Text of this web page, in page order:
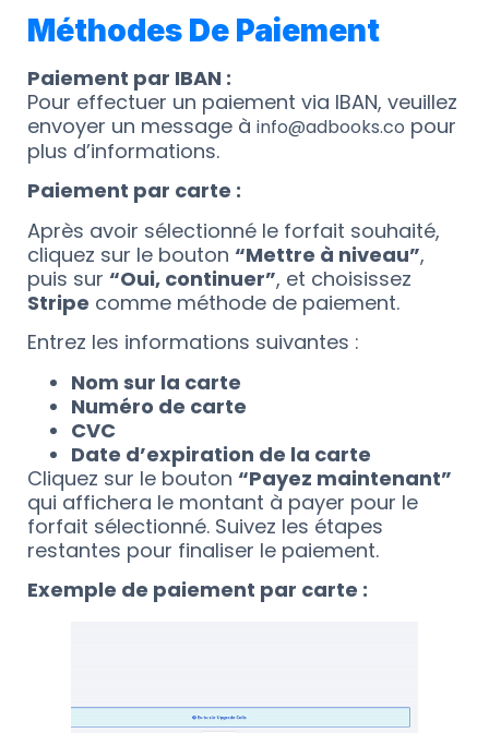
Méthodes De Paiement
Paiement par IBAN :
Pour effectuer un paiement via IBAN, veuillez
envoyer un message à info@adbooks.co pour
plus d’informations.
Paiement par carte :
Après avoir sélectionné le forfait souhaité,
cliquez sur le bouton “Mettre à niveau”,
puis sur “Oui, continuer”, et choisissez
Stripe comme méthode de paiement.
Entrez les informations suivantes :
Nom sur la carte
Numéro de carte
CVC
Date d’expiration de la carte
Cliquez sur le bouton “Payez maintenant”
qui affichera le montant à payer pour le
forfait sélectionné. Suivez les étapes
restantes pour finaliser le paiement.
Exemple de paiement par carte :